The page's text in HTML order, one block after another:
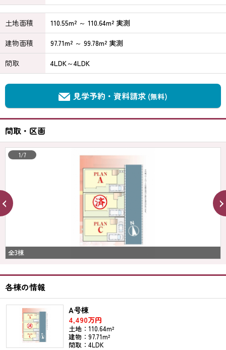
土地面積
110.55m² ～ 110.64m² 実測
建物面積
97.71m² ～ 99.78m² 実測
間取
4LDK～4LDK
見学予約・資料請求 (無料)
間取・区画
全3棟
1/7
各棟の情報
A号棟
4,490万円
土地：110.64m²
建物：97.71m²
間取：4LDK